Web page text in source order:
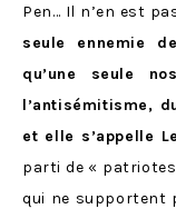
Pen… Il n’en est
seule ennemie
qu’une seule
l’antisémitisme,
et elle s’appelle
parti de « patriotes
qui ne supportent